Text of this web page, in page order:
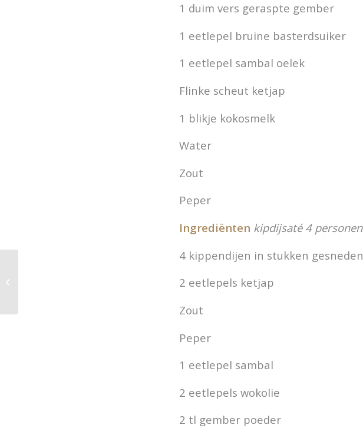
1 duim vers geraspte gember
1 eetlepel bruine basterdsuiker
1 eetlepel sambal oelek
Flinke scheut ketjap
1 blikje kokosmelk
Water
Zout
Peper
Ingrediënten kipdijsaté 4 personen
4 kippendijen in stukken gesneden
2 eetlepels ketjap
Zout
Peper
1 eetlepel sambal
2 eetlepels wokolie
2 tl gember poeder